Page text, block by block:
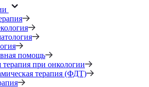
помощь
терапия при онкологии
терапия (ФДТ)